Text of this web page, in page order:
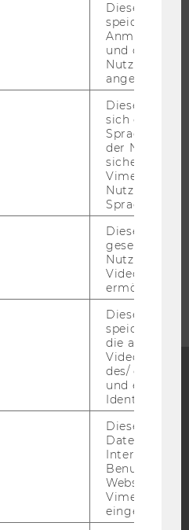
Blog
Bluesky
Dieses Cookie
speichert
und ob sich
Nutzer*in
angemeldet
Dieses
sich die
der
Vimeo in der
Nutzer
Sprache
Dieser
gesetzt, um
Nutzung des
Videoplayers
ermöglichen
Dieses Cookie
speichert
die aktuellen
des/ der
und einen
Dieses
Daten über
Websites, auf
Vimeo-Video
eingebettet